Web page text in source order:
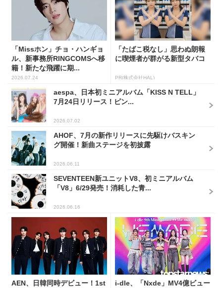
「Missホン」チョ・ハンギョ
ル、新事務所RINGCOMSへ移
籍！新たな飛躍に期...
2026.07.24
「たばこ税なし」思わぬ朗報
に喫煙者が群がる新型タバコ
PR(株式会社HAL)
aespa、日本初ミニアルバム「KISS N TELL」
7月24日リリース！ピン...
2026.07.02
AHOF、7月の新作リリースに先駆けバスキン
グ開催！新曲ステージを初披露
2026.06.11
SEVENTEEN新ユニットV8、初ミニアルバム
「V8」6/29発売！消耗した青...
2026.06.16
AEN、日韓同時デビュー！1st
i-dle、「Nxde」MV4億ビュー